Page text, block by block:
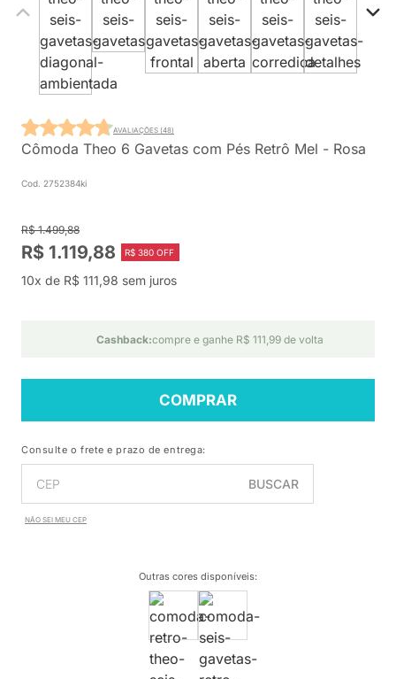
Cômoda Theo 6 Gavetas com Pés Retrô Mel - Rosa
Cod. 2752384ki
AVALIAÇÕES (48)
R$ 1.499,88
R$ 1.119,88 R$ 380 OFF
10x de R$ 111,98 sem juros
Cashback:compre e ganhe R$ 111,99 de volta
COMPRAR
Consulte o frete e prazo de entrega:
BUSCAR
NÃO SEI MEU CEP
Outras cores disponíveis: